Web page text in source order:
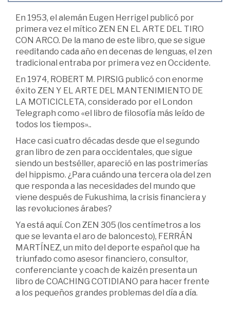
En 1953, el alemán Eugen Herrigel publicó por
primera vez el mítico ZEN EN EL ARTE DEL TIRO
CON ARCO. De la mano de este libro, que se sigue
reeditando cada año en decenas de lenguas, el zen
tradicional entraba por primera vez en Occidente.
En 1974, ROBERT M. PIRSIG publicó con enorme
éxito ZEN Y EL ARTE DEL MANTENIMIENTO DE
LA MOTICICLETA, considerado por el London
Telegraph como «el libro de filosofía más leído de
todos los tiempos»..
Hace casi cuatro décadas desde que el segundo
gran libro de zen para occidentales, que sigue
siendo un bestséller, apareció en las postrimerías
del hippismo. ¿Para cuándo una tercera ola del zen
que responda a las necesidades del mundo que
viene después de Fukushima, la crisis financiera y
las revoluciones árabes?
Ya está aquí. Con ZEN 305 (los centímetros a los
que se levanta el aro de baloncesto), FERRÁN
MARTÍNEZ, un mito del deporte español que ha
triunfado como asesor financiero, consultor,
conferenciante y coach de kaizén presenta un
libro de COACHING COTIDIANO para hacer frente
a los pequeños grandes problemas del día a día.